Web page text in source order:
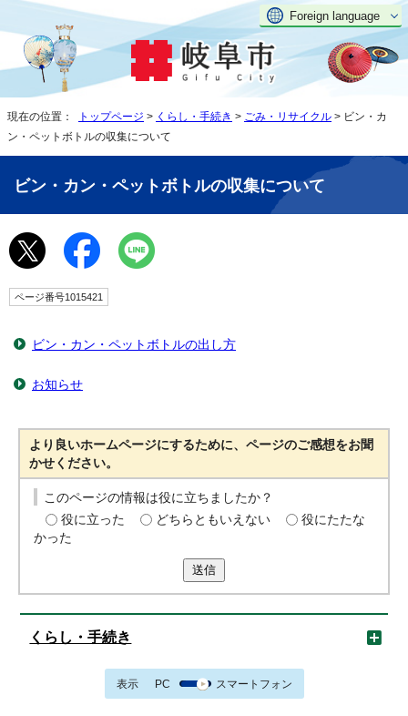
Foreign language
現在の位置： トップページ > くらし・手続き > ごみ・リサイクル > ビン・カ
ン・ペットボトルの収集について
ビン・カン・ペットボトルの収集について
ページ番号1015421
ビン・カン・ペットボトルの出し方
お知らせ
より良いホームページにするために、ページのご感想をお聞
かせください。
このページの情報は役に立ちましたか？
役に立った
どちらともいえない
役にたたな
かった
送信
くらし・手続き
表示 PC スマートフォン